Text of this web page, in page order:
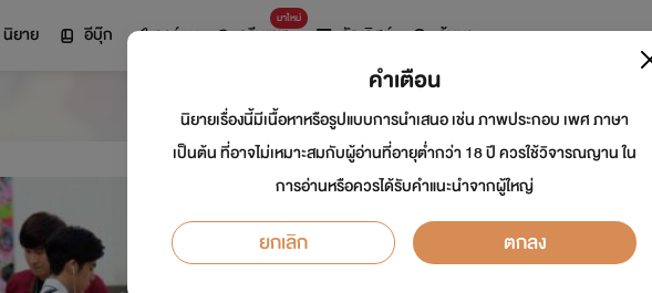
นิยาย อีบุ๊ก การ์ตูน
มาใหม่
ดรีมแชท ธัญลิสต์ ค้นหา
รักยิ้ม (เปรมxวาด)
นักเขียน:Kotchakon
Y
คำเตือน
นิยายเรื่องนี้มีเนื้อหาหรือรูปแบบการนำเสนอ เช่น ภาพประกอบ เพศ ภาษา
เป็นต้น ที่อาจไม่เหมาะสมกับผู้อ่านที่อายุต่ำกว่า 18 ปี ควรใช้วิจารณญาน ใน
การอ่านหรือควรได้รับคำแนะนำจากผู้ใหญ่
ยกเลิก ตกลง